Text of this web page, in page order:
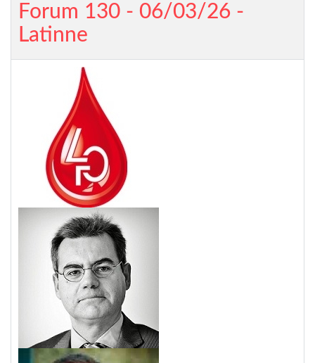
Forum 130 - 06/03/26 -
Latinne